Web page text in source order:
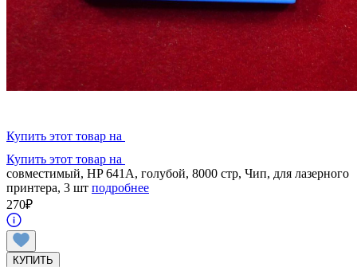
Купить этот товар на
Купить этот товар на
совместимый, HP 641A, голубой, 8000 стр, Чип, для лазерного
принтера, 3 шт подробнее
270₽
КУПИТЬ